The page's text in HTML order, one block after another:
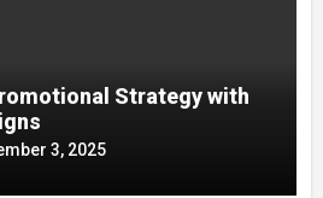
Strategy with
3, 2025